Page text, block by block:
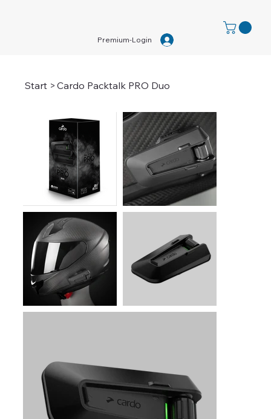
Premium-Login
Start > Cardo Packtalk PRO Duo